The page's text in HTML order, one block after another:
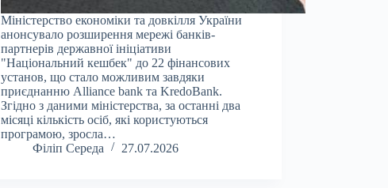
Міністерство економіки та довкілля України
анонсувало розширення мережі банків-
партнерів державної ініціативи
"Національний кешбек" до 22 фінансових
установ, що стало можливим завдяки
приєднанню Alliance bank та KredoBank.
Згідно з даними міністерства, за останні два
місяці кількість осіб, які користуються
програмою, зросла…
Філіп Середа
27.07.2026